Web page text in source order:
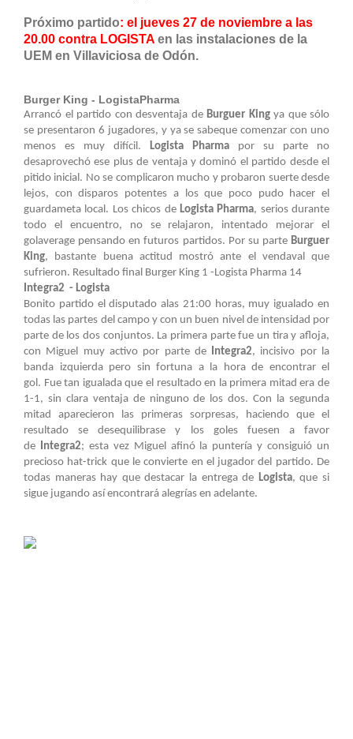
Próximo partido: el jueves 27 de noviembre a las
20.00 contra LOGISTA en las instalaciones de la
UEM en Villaviciosa de Odón.
Burger King - LogistaPharma
Arrancó el partido con desventaja deBurguer Kingya que sólo
se presentaron 6 jugadores, y ya se sabeque comenzar con uno
menos es muy difícil.
Logista Pharma
por su parte no
desaprovechó ese plus de ventaja y dominó el partido desde el
pitido inicial. No se complicaron mucho y probaron suerte desde
lejos, con disparos potentes a los que poco pudo hacer el
guardameta local. Los chicos de Logista Pharma, serios durante
todo el encuentro, no se relajaron, intentado mejorar el
golaverage pensando en futuros partidos. Por su parte Burguer
King, bastante buena actitud mostró ante el vendaval que
sufrieron. Resultado final Burger King 1 -Logista Pharma 14
Integra2 - Logista
Bonito partido el disputado alas 21:00 horas, muy igualado en
todas las partes del campo y con un buen nivel de intensidad por
parte de los dos conjuntos. La primera parte fue un tira y afloja,
con Miguel muy activo por parte de
Integra2, incisivo por la
banda izquierda pero sin fortuna a la hora de encontrar el
gol. Fue tan igualada que el resultado en la primera mitad era de
1-1, sin clara ventaja de ninguno de los dos. Con la segunda
mitad aparecieron las primeras sorpresas, haciendo que el
resultado se desequilibrase y los goles fuesen a favor
de
Integra2; esta vez Miguel afinó la puntería y consiguió un
precioso hat-trick que le convierte en el jugador del partido. De
todas maneras hay que destacar la entrega de Logista, que si
sigue jugando así encontrará alegrías en adelante.